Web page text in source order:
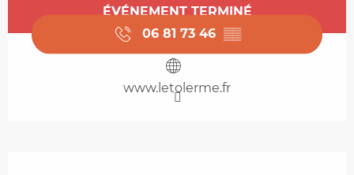
ÉVÉNEMENT TERMINÉ
06 81 73 46 ▒▒
www.letolerme.fr